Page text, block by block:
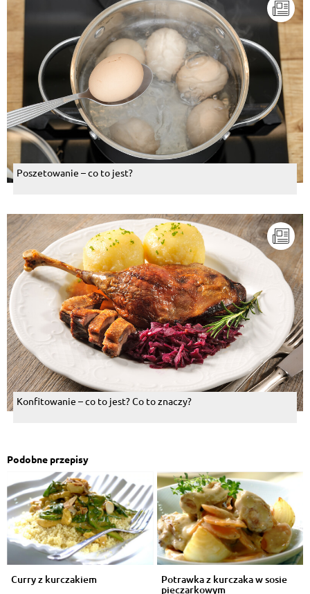
Poszetowanie – co to jest?
Konfitowanie – co to jest? Co to znaczy?
Podobne przepisy
Curry z kurczakiem Potrawka z kurczaka w sosie
pieczarkowym